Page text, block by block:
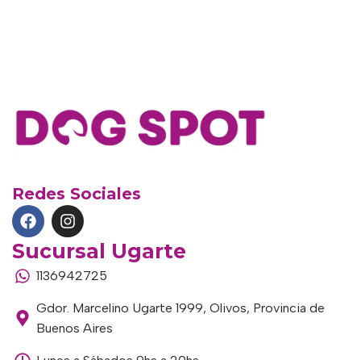
Redes Sociales
Sucursal Ugarte
1136942725
Gdor. Marcelino Ugarte 1999, Olivos, Provincia de
Buenos Aires